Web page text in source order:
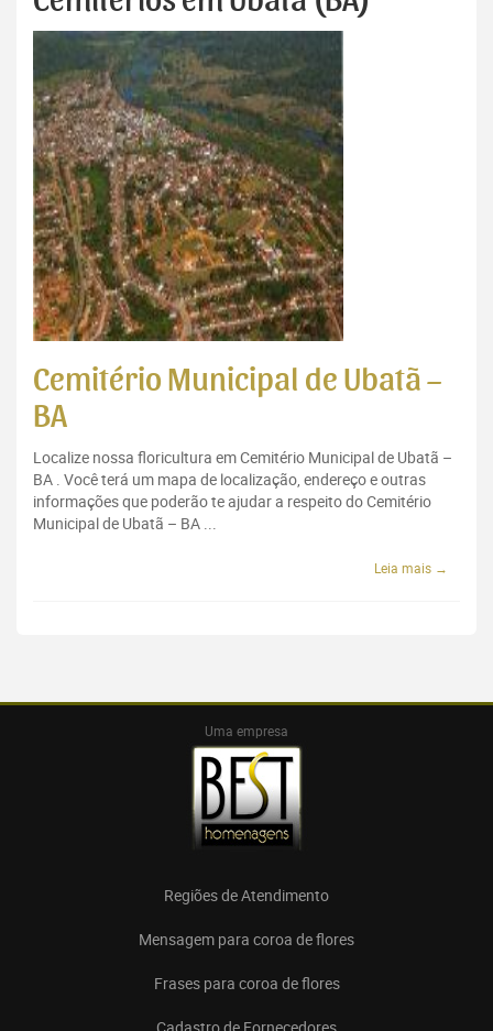
Cemitério Municipal de Ubatã –
BA
Localize nossa floricultura em Cemitério Municipal de Ubatã –
BA . Você terá um mapa de localização, endereço e outras
informações que poderão te ajudar a respeito do Cemitério
Municipal de Ubatã – BA ...
Leia mais →
Uma empresa
Regiões de Atendimento
Mensagem para coroa de flores
Frases para coroa de flores